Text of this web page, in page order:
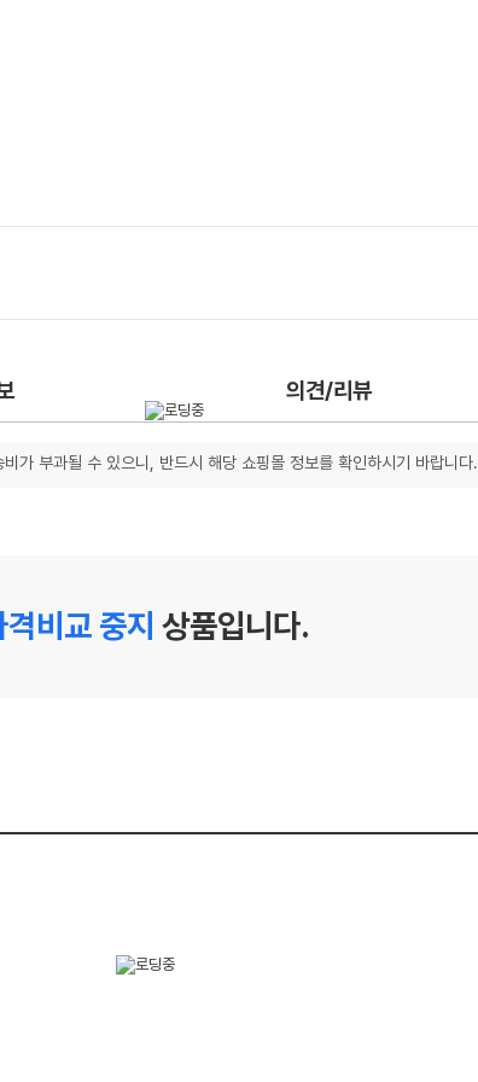
의견/리뷰
가 부과될 수 있으니, 반드시 해당 쇼핑몰 정보를 확인하시기 바랍니다.
비교 중지 상품입니다.